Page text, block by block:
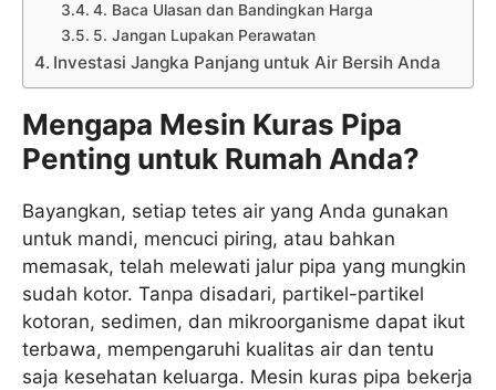
4. Baca Ulasan dan Bandingkan Harga
5. Jangan Lupakan Perawatan
Investasi Jangka Panjang untuk Air Bersih Anda
Mengapa Mesin Kuras Pipa
Penting untuk Rumah Anda?
Bayangkan, setiap tetes air yang Anda gunakan
untuk mandi, mencuci piring, atau bahkan
memasak, telah melewati jalur pipa yang mungkin
sudah kotor. Tanpa disadari, partikel-partikel
kotoran, sedimen, dan mikroorganisme dapat ikut
terbawa, mempengaruhi kualitas air dan tentu
saja kesehatan keluarga. Mesin kuras pipa bekerja